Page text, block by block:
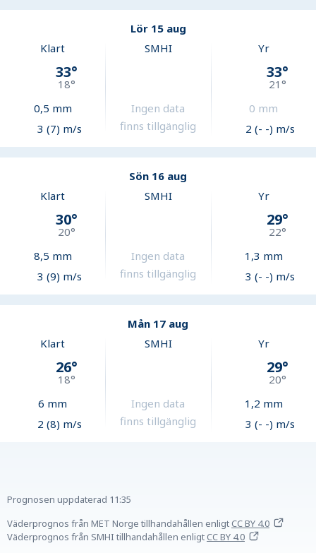
Lör 15 aug
Klart
33°
18°
0,5 mm
3 (7) m/s
SMHI
Ingen data
finns tillgänglig
Yr
33°
21°
0 mm
2 (- -) m/s
Sön 16 aug
Klart
30°
20°
8,5 mm
3 (9) m/s
SMHI
Ingen data
finns tillgänglig
Yr
29°
22°
1,3 mm
3 (- -) m/s
Mån 17 aug
Klart
26°
18°
6 mm
2 (8) m/s
SMHI
Ingen data
finns tillgänglig
Yr
29°
20°
1,2 mm
3 (- -) m/s
Prognosen uppdaterad 11:35
Väderprognos från MET Norge tillhandahållen enligtCC BY 4.0
Väderprognos från SMHI tillhandahållen enligtCC BY 4.0